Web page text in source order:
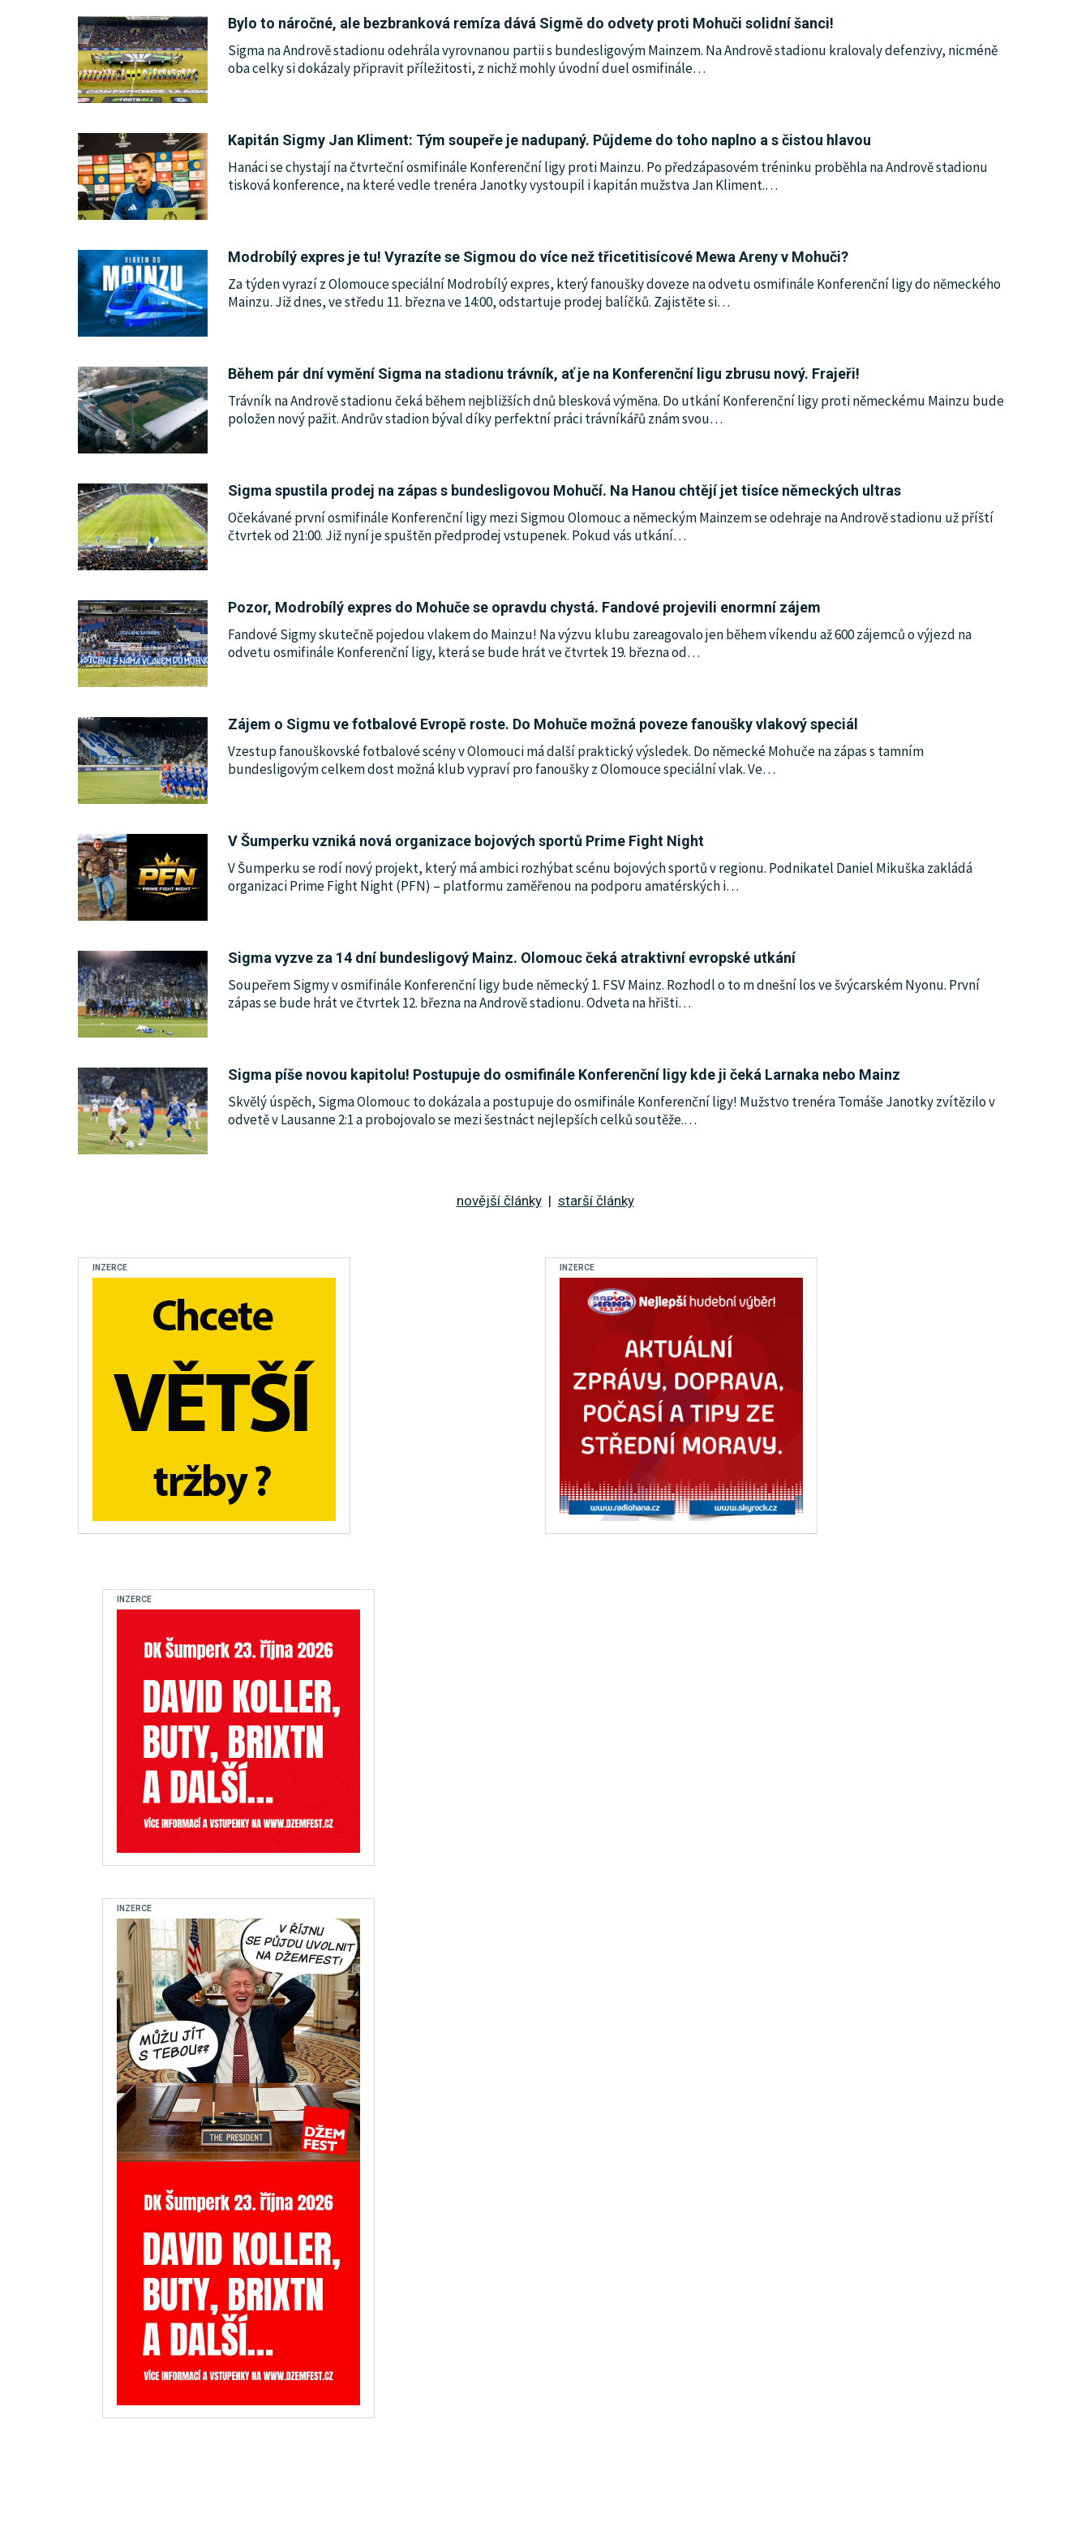
KULTURA
SPOLEČNOST
MHD
INZERCE
ARCHIV
Bylo to náročné, ale bezbranková remíza dává Sigmě do odvety proti Mohuči solidní šanci!
Sigma na Andrově stadionu odehrála vyrovnanou partii s bundesligovým Mainzem. Na Andrově stadionu kralovaly defenzivy, nicméně
oba celky si dokázaly připravit příležitosti, z nichž mohly úvodní duel osmifinále…
Kapitán Sigmy Jan Kliment: Tým soupeře je nadupaný. Půjdeme do toho naplno a s čistou hlavou
Hanáci se chystají na čtvrteční osmifinále Konferenční ligy proti Mainzu. Po předzápasovém tréninku proběhla na Andrově stadionu
tisková konference, na které vedle trenéra Janotky vystoupil i kapitán mužstva Jan Kliment.…
Modrobílý expres je tu! Vyrazíte se Sigmou do více než třicetitisícové Mewa Areny v Mohuči?
Za týden vyrazí z Olomouce speciální Modrobílý expres, který fanoušky doveze na odvetu osmifinále Konferenční ligy do německého
Mainzu. Již dnes, ve středu 11. března ve 14:00, odstartuje prodej balíčků. Zajistěte si…
Během pár dní vymění Sigma na stadionu trávník, ať je na Konferenční ligu zbrusu nový. Frajeři!
Trávník na Andrově stadionu čeká během nejbližších dnů blesková výměna. Do utkání Konferenční ligy proti německému Mainzu bude
položen nový pažit. Andrův stadion býval díky perfektní práci trávníkářů znám svou…
Sigma spustila prodej na zápas s bundesligovou Mohučí. Na Hanou chtějí jet tisíce německých ultras
Očekávané první osmifinále Konferenční ligy mezi Sigmou Olomouc a německým Mainzem se odehraje na Andrově stadionu už příští
čtvrtek od 21:00. Již nyní je spuštěn předprodej vstupenek. Pokud vás utkání…
Pozor, Modrobílý expres do Mohuče se opravdu chystá. Fandové projevili enormní zájem
Fandové Sigmy skutečně pojedou vlakem do Mainzu! Na výzvu klubu zareagovalo jen během víkendu až 600 zájemců o výjezd na
odvetu osmifinále Konferenční ligy, která se bude hrát ve čtvrtek 19. března od…
Zájem o Sigmu ve fotbalové Evropě roste. Do Mohuče možná poveze fanoušky vlakový speciál
Vzestup fanouškovské fotbalové scény v Olomouci má další praktický výsledek. Do německé Mohuče na zápas s tamním
bundesligovým celkem dost možná klub vypraví pro fanoušky z Olomouce speciální vlak. Ve…
V Šumperku vzniká nová organizace bojových sportů Prime Fight Night
V Šumperku se rodí nový projekt, který má ambici rozhýbat scénu bojových sportů v regionu. Podnikatel Daniel Mikuška zakládá
organizaci Prime Fight Night (PFN) – platformu zaměřenou na podporu amatérských i…
Sigma vyzve za 14 dní bundesligový Mainz. Olomouc čeká atraktivní evropské utkání
Soupeřem Sigmy v osmifinále Konferenční ligy bude německý 1. FSV Mainz. Rozhodl o to m dnešní los ve švýcarském Nyonu. První
zápas se bude hrát ve čtvrtek 12. března na Andrově stadionu. Odveta na hřišti…
Sigma píše novou kapitolu! Postupuje do osmifinále Konferenční ligy kde ji čeká Larnaka nebo Mainz
Skvělý úspěch, Sigma Olomouc to dokázala a postupuje do osmifinále Konferenční ligy! Mužstvo trenéra Tomáše Janotky zvítězilo v
odvetě v Lausanne 2:1 a probojovalo se mezi šestnáct nejlepších celků soutěže.…
novější články| starší články
INZERCE INZERCE
INZERCE
INZERCE